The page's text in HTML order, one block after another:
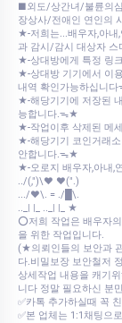
■외도/상간녀/불륜의
장상사/전애인 연인의
★-저희는...배우자,아내
과 감시/감시 대상자
★-상대방에게 특정 링
★-상대방 기기에서 이
내역 확인가능하십니
★-해당기기에 저장된
능합니다.ᯓ★
★-작업이후 삭제된 메
★-해당기기 코인거래
안합니다.ᯓ★
★-오로지 배우자,아내,
../(,")\♥ ♥(".)
.../♥\. = ./█\.
.._| |_ .._| |_ ★
⭕저희 작업은 배우자
을 위한 작업입니다.
(★의뢰인들의 보안과
다.비밀보장 보안철저
상세작업 내용을 캐기
니다 정말 필요하신 분
✅카톡 추가하실때 꼭
✅본 업체는 1:1채팅으